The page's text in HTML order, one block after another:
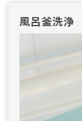
風呂釜洗浄